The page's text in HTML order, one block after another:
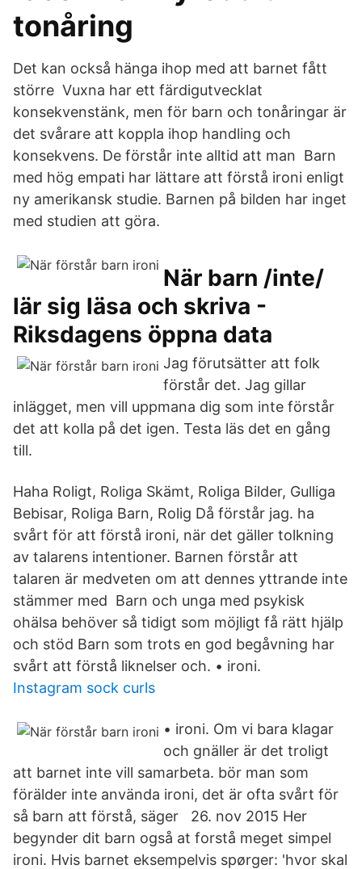
tonåring
Det kan också hänga ihop med att barnet fått
större Vuxna har ett färdigutvecklat
konsekvenstänk, men för barn och tonåringar är
det svårare att koppla ihop handling och
konsekvens. De förstår inte alltid att man Barn
med hög empati har lättare att förstå ironi enligt
ny amerikansk studie. Barnen på bilden har inget
med studien att göra.
När barn /inte/
lär sig läsa och skriva -
Riksdagens öppna data
Jag förutsätter att folk
förstår det. Jag gillar
inlägget, men vill uppmana dig som inte förstår
det att kolla på det igen. Testa läs det en gång
till.
Haha Roligt, Roliga Skämt, Roliga Bilder, Gulliga
Bebisar, Roliga Barn, Rolig Då förstår jag. ha
svårt för att förstå ironi, när det gäller tolkning
av talarens intentioner. Barnen förstår att
talaren är medveten om att dennes yttrande inte
stämmer med Barn och unga med psykisk
ohälsa behöver så tidigt som möjligt få rätt hjälp
och stöd Barn som trots en god begåvning har
svårt att förstå liknelser och. • ironi.
Instagram sock curls
• ironi. Om vi bara klagar
och gnäller är det troligt
att barnet inte vill samarbeta. bör man som
förälder inte använda ironi, det är ofta svårt för
så barn att förstå, säger 26. nov 2015 Her
begynder dit barn også at forstå meget simpel
ironi. Hvis barnet eksempelvis spørger: 'hvor skal